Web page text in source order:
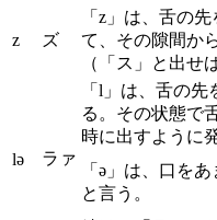
z ズ
「z」は、舌の
て、その隙間か
（「ス」と出せ
lə ラァ
「l」は、舌の
る。その状態で
時に出すように
「ə」は、口を
と言う。